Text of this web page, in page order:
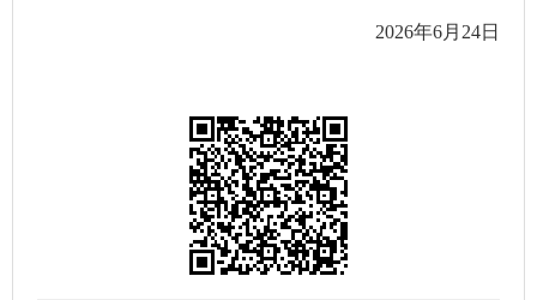
2026年6月24日